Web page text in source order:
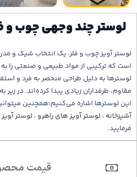
لوستر چند وجهی چوب و فلز ۴
لوستر آویز چوب و فلز، یک انتخاب شیک و
است که ترکیبی از مواد طبیعی و صنعتی را
لوسترها به دلیل طراحی منحصر به فرد و
مقاوم، طرفداران زیادی پیدا کرده‌اند. در زیر
این لوسترها اشاره می‌کنیم:همچنین
آشپزخانه ، لوستر آویز های راهرو ، لوستر
فرمایید.
قیمت